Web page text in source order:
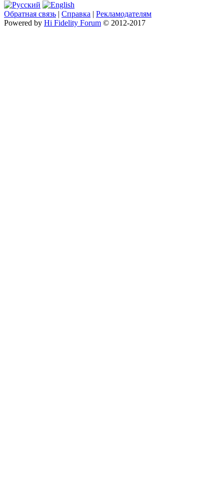
Обратная связь | Справка | Рекламодателям
Powered by Hi Fidelity Forum © 2012-2017